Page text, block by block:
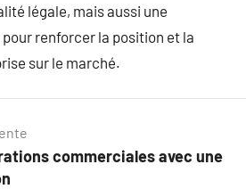
légale, mais aussi une
renforcer la position et la
sur le marché.
commerciales avec une